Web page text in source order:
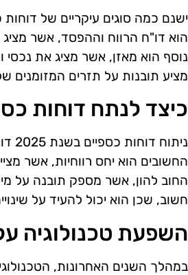
ישנם כמה סוגים עיקריים של
הוא דו"ח הרווח וההפסד, אשר
נוסף הוא מאזן, אשר מציג את נכסי
מציע תובנות על תזרים
כיצד לנתח דוחות
החשובים הוא יחס רווחיות, אשר
החוב להון, אשר מספק תובנה על
חשוב, שכן הוא יכול להעיד על
השפעת טכנולוגיה
במהלך השנים האחרונות,